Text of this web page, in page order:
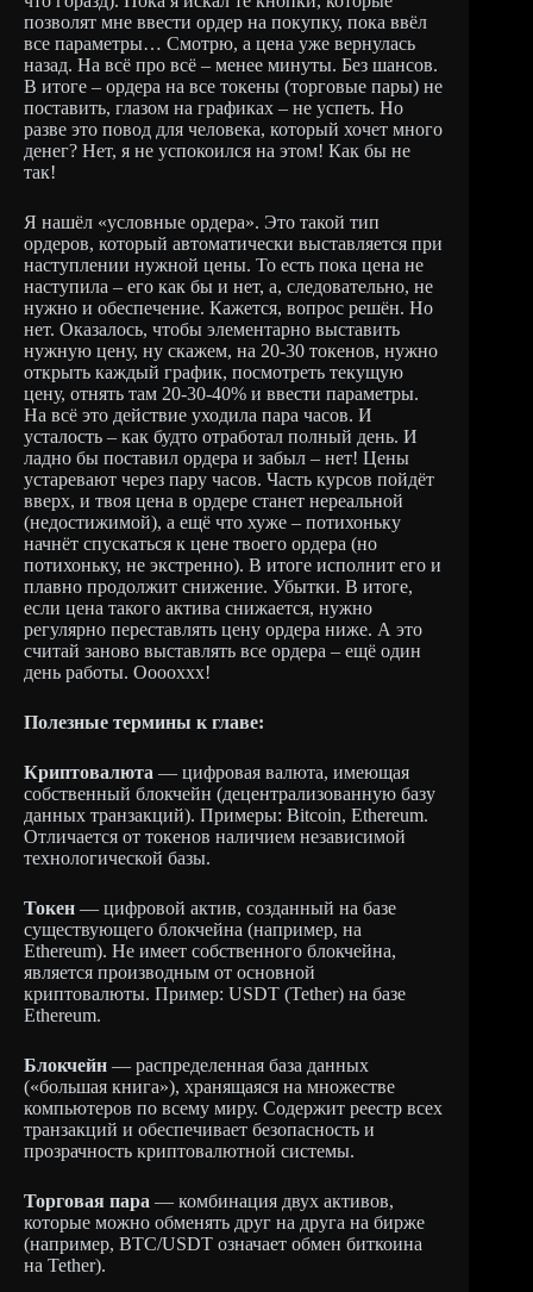
позволят мне ввести ордер на покупку, пока ввёл
все параметры… Смотрю, а цена уже вернулась
назад. На всё про всё – менее минуты. Без шансов.
В итоге – ордера на все токены (торговые пары) не
поставить, глазом на графиках – не успеть. Но
разве это повод для человека, который хочет много
денег? Нет, я не успокоился на этом! Как бы не
так!
Я нашёл «условные ордера». Это такой тип
ордеров, который автоматически выставляется при
наступлении нужной цены. То есть пока цена не
наступила – его как бы и нет, а, следовательно, не
нужно и обеспечение. Кажется, вопрос решён. Но
нет. Оказалось, чтобы элементарно выставить
нужную цену, ну скажем, на 20-30 токенов, нужно
открыть каждый график, посмотреть текущую
цену, отнять там 20-30-40% и ввести параметры.
На всё это действие уходила пара часов. И
усталость – как будто отработал полный день. И
ладно бы поставил ордера и забыл – нет! Цены
устаревают через пару часов. Часть курсов пойдёт
вверх, и твоя цена в ордере станет нереальной
(недостижимой), а ещё что хуже – потихоньку
начнёт спускаться к цене твоего ордера (но
потихоньку, не экстренно). В итоге исполнит его и
плавно продолжит снижение. Убытки. В итоге,
если цена такого актива снижается, нужно
регулярно переставлять цену ордера ниже. А это
считай заново выставлять все ордера – ещё один
день работы. Ооооххх!
Полезные термины к главе:
Криптовалюта — цифровая валюта, имеющая
собственный блокчейн (децентрализованную базу
данных транзакций). Примеры: Bitcoin, Ethereum.
Отличается от токенов наличием независимой
технологической базы.
Токен — цифровой актив, созданный на базе
существующего блокчейна (например, на
Ethereum). Не имеет собственного блокчейна,
является производным от основной
криптовалюты. Пример: USDT (Tether) на базе
Ethereum.
Блокчейн — распределенная база данных
(«большая книга»), хранящаяся на множестве
компьютеров по всему миру. Содержит реестр всех
транзакций и обеспечивает безопасность и
прозрачность криптовалютной системы.
Торговая пара — комбинация двух активов,
которые можно обменять друг на друга на бирже
(например, BTC/USDT означает обмен биткоина
на Tether).